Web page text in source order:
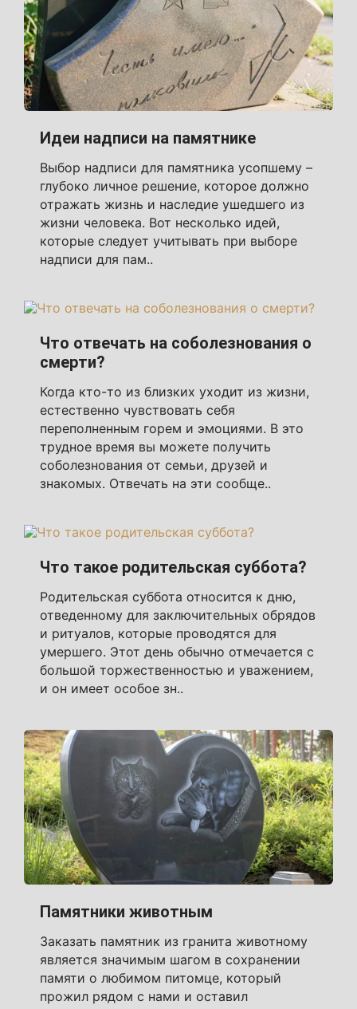
Идеи надписи на памятнике
Выбор надписи для памятника усопшему –
глубоко личное решение, которое должно
отражать жизнь и наследие ушедшего из
жизни человека. Вот несколько идей,
которые следует учитывать при выборе
надписи для пам..
Что отвечать на соболезнования о
смерти?
Когда кто-то из близких уходит из жизни,
естественно чувствовать себя
переполненным горем и эмоциями. В это
трудное время вы можете получить
соболезнования от семьи, друзей и
знакомых. Отвечать на эти сообще..
Что такое родительская суббота?
Родительская суббота относится к дню,
отведенному для заключительных обрядов
и ритуалов, которые проводятся для
умершего. Этот день обычно отмечается с
большой торжественностью и уважением,
и он имеет особое зн..
Памятники животным
Заказать памятник из гранита животному
является значимым шагом в сохранении
памяти о любимом питомце, который
прожил рядом с нами и оставил